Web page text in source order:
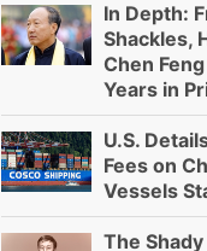
In Depth:
Shackles,
Chen
Years in
U.S.
Fees on
Vessels
The